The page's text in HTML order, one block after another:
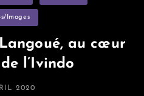
images
au cœur
l’Ivindo
2020